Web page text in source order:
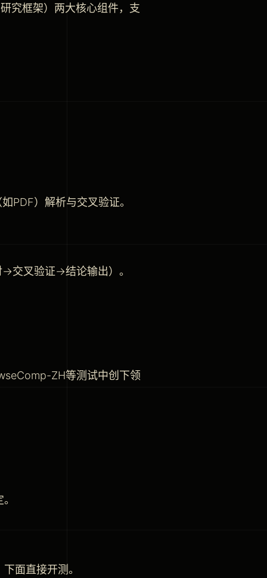
究框架）两大核心组件，支
PDF）解析与交叉验证。
交叉验证→结论输出）。
ZH等测试中创下领
面直接开测。